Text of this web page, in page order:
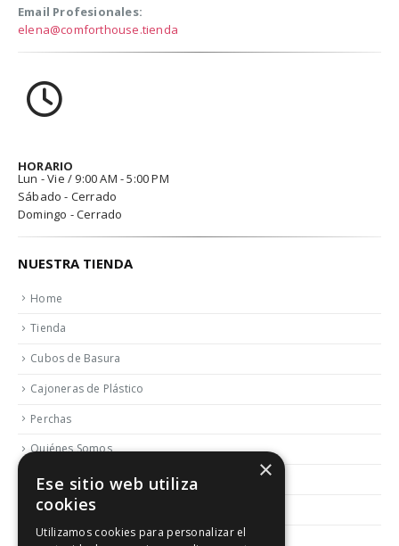
Email Profesionales:
elena@comforthouse.tienda
HORARIO
Lun - Vie / 9:00 AM - 5:00 PM
Sábado - Cerrado
Domingo - Cerrado
NUESTRA TIENDA
Home
Tienda
Cubos de Basura
Cajoneras de Plástico
Perchas
Quiénes Somos
Contactar
Blog
Política de Reembolso y Devoluciones
×
Ese sitio web utiliza
cookies
Utilizamos cookies para personalizar el